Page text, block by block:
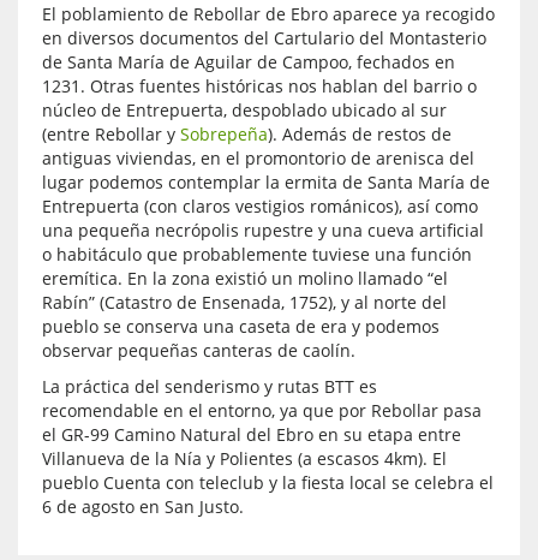
El poblamiento de Rebollar de Ebro aparece ya recogido
en diversos documentos del Cartulario del Montasterio
de Santa María de Aguilar de Campoo, fechados en
1231. Otras fuentes históricas nos hablan del barrio o
núcleo de Entrepuerta, despoblado ubicado al sur
(entre Rebollar y Sobrepeña). Además de restos de
antiguas viviendas, en el promontorio de arenisca del
lugar podemos contemplar la ermita de Santa María de
Entrepuerta (con claros vestigios románicos), así como
una pequeña necrópolis rupestre y una cueva artificial
o habitáculo que probablemente tuviese una función
eremítica. En la zona existió un molino llamado “el
Rabín” (Catastro de Ensenada, 1752), y al norte del
pueblo se conserva una caseta de era y podemos
observar pequeñas canteras de caolín.
La práctica del senderismo y rutas BTT es
recomendable en el entorno, ya que por Rebollar pasa
el GR-99 Camino Natural del Ebro en su etapa entre
Villanueva de la Nía y Polientes (a escasos 4km). El
pueblo Cuenta con teleclub y la fiesta local se celebra el
6 de agosto en San Justo.